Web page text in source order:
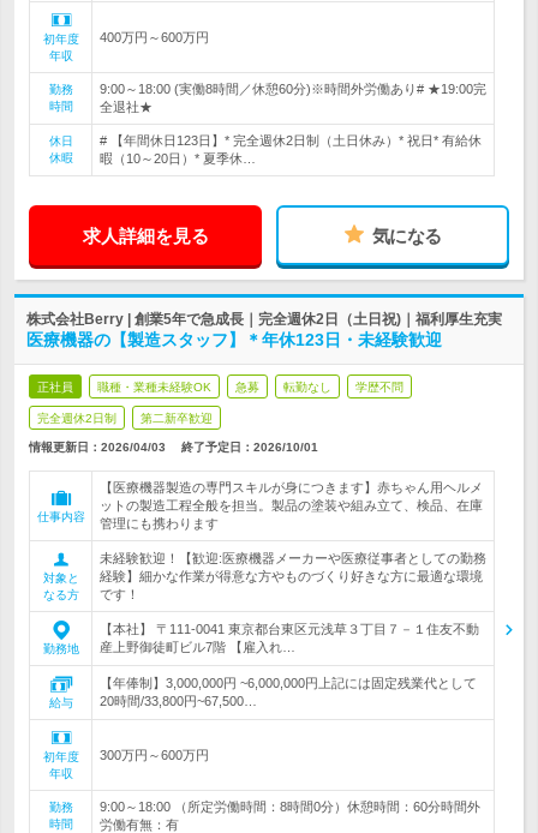
初年度
年収
400万円～600万円
勤務
時間
9:00～18:00 (実働8時間／休憩60分)※時間外労働あり# ★19:00完
全退社★
休日
休暇
# 【年間休日123日】* 完全週休2日制（土日休み）* 祝日* 有給休
暇（10～20日）* 夏季休…
求人詳細を見る 気になる
株式会社Berry | 創業5年で急成長｜完全週休2日（土日祝)｜福利厚生充実
医療機器の【製造スタッフ】＊年休123日・未経験歓迎
正社員 職種・業種未経験OK 急募 転勤なし 学歴不問
完全週休2日制 第二新卒歓迎
情報更新日：2026/04/03 終了予定日： 2026/10/01
仕事内容
【医療機器製造の専門スキルが身につきます】赤ちゃん用ヘルメ
ットの製造工程全般を担当。製品の塗装や組み立て、検品、在庫
管理にも携わります
対象と
なる方
未経験歓迎！【歓迎:医療機器メーカーや医療従事者としての勤務
経験】細かな作業が得意な方やものづくり好きな方に最適な環境
です！
勤務地
【本社】 〒111-0041 東京都台東区元浅草３丁目７－１住友不動
産上野御徒町ビル7階 【雇入れ…
給与
【年俸制】3,000,000円 ~6,000,000円上記には固定残業代として
20時間/33,800円~67,500…
初年度
年収
300万円～600万円
勤務
時間
9:00～18:00 （所定労働時間：8時間0分）休憩時間：60分時間外
労働有無：有